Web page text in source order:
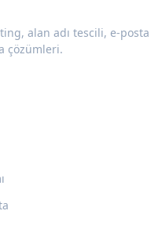
alan adı tescili, e-posta
çözümleri.